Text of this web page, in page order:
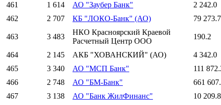
461
1 614 АО "Заубер Банк"
2 242.0
462
2 707 КБ "ЛОКО-Банк" (АО) 79 273.7
463 3 483
НКО Красноярский Краевой
Расчетный Центр ООО
190.2
464 2 145 АКБ "ХОВАНСКИЙ" (АО)
4 342.0
465
3 340 АО "МСП Банк"
111
466
2 748 АО "БМ-Банк"
661
467
3 138 АО "Банк ЖилФинанс"
10 209.8